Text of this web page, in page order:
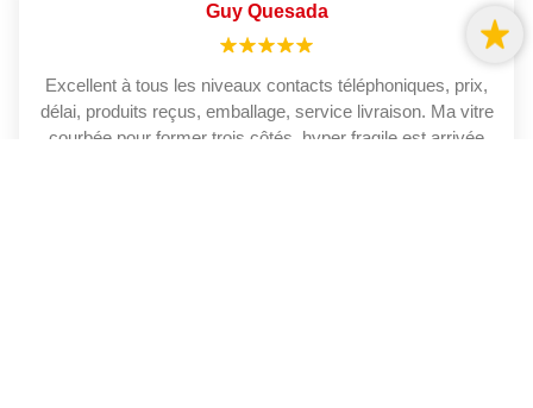
Guy Quesada
Excellent à tous les niveaux contacts téléphoniques, prix,
délai, produits reçus, emballage, service livraison. Ma vitre
courbée pour former trois côtés, hyper fragile est arrivée